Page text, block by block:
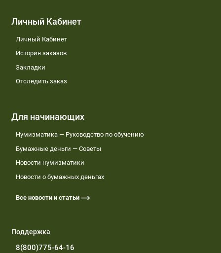
Личный Кабинет
Личный Кабинет
История заказов
Закладки
Отследить заказ
Для начинающих
Нумизматика — Руководство по обучению
Бумажные деньги — Советы
Новости нумизматики
Новости о бумажных деньгах
Все новости и статьи
Поддержка
8(800)775-64-16